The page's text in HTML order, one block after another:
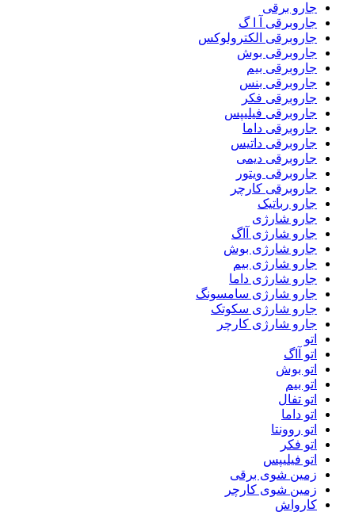
جارو برقی
جاروبرقی آ ا گ
جاروبرقی الکترولوکس
جاروبرقی بوش
جاروبرقی بیم
جاروبرقی بنس
جاروبرقی فکر
جاروبرقی فیلیپس
جاروبرقی داما
جاروبرقی داتیس
جاروبرقی دیمی
جاروبرقی ویتور
جاروبرقی کارچر
جارو رباتیک
جارو شارژی
جارو شارژی آاگ
جارو شارژی بوش
جارو شارژی بیم
جارو شارژی داما
جارو شارژی سامسونگ
جارو شارژی سکوتک
جارو شارژی کارچر
اتو
اتو آاگ
اتو بوش
اتو بیم
اتو تفال
اتو داما
اتو روونتا
اتو فکر
اتو فیلیپس
زمین شوی برقی
زمین شوی کارچر
کارواش